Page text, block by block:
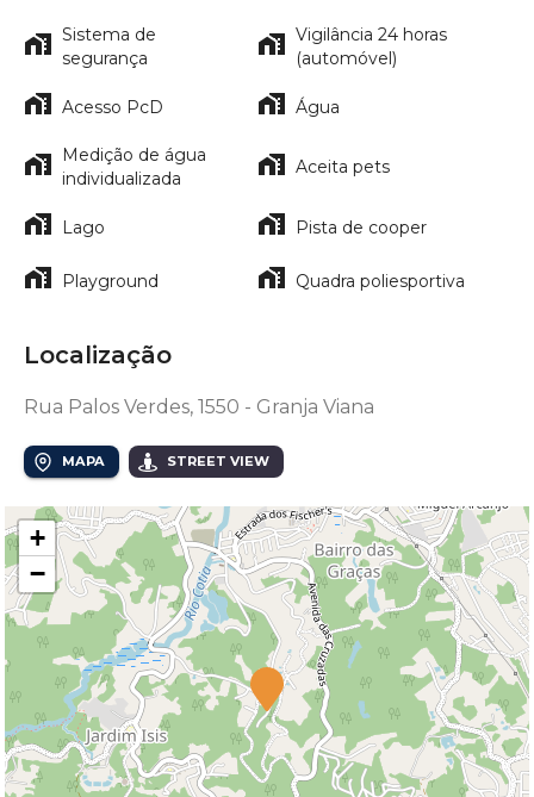
Sistema de
segurança
Vigilância 24 horas
(automóvel)
Acesso PcD Água
Medição de água
individualizada
Aceita pets
Lago Pista de cooper
Playground Quadra poliesportiva
Localização
Rua Palos Verdes, 1550 - Granja Viana
MAPA STREET VIEW
+
−